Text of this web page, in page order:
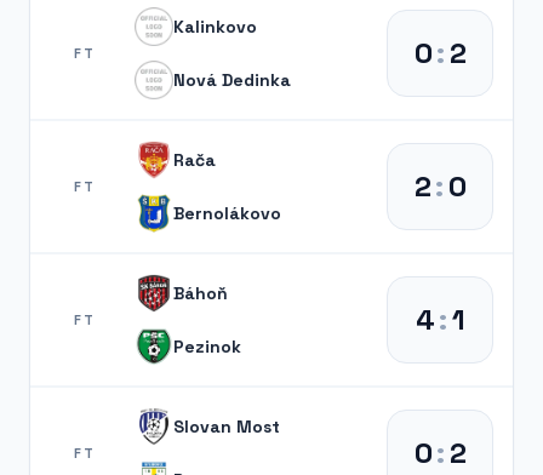
FT
Kalinkovo
Nová Dedinka
0:2
FT
Rača
Bernolákovo
2:0
FT
Báhoň
Pezinok
4:1
FT
Slovan Most
0:2